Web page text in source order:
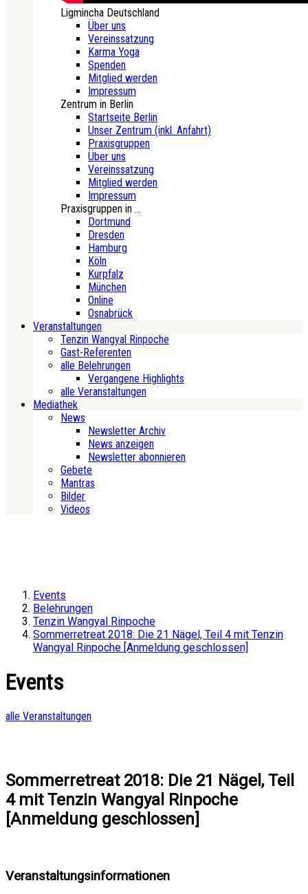
Ligmincha Deutschland
Über uns
Vereinssatzung
Karma Yoga
Spenden
Mitglied werden
Impressum
Zentrum in Berlin
Startseite Berlin
Unser Zentrum (inkl. Anfahrt)
Praxisgruppen
Über uns
Vereinssatzung
Mitglied werden
Impressum
Praxisgruppen in ...
Dortmund
Dresden
Hamburg
Köln
Kurpfalz
München
Online
Osnabrück
Veranstaltungen
Tenzin Wangyal Rinpoche
Gast-Referenten
alle Belehrungen
Vergangene Highlights
alle Veranstaltungen
Mediathek
News
Newsletter Archiv
News anzeigen
Newsletter abonnieren
Gebete
Mantras
Bilder
Videos
Events
Belehrungen
Tenzin Wangyal Rinpoche
Sommerretreat 2018: Die 21 Nägel, Teil 4 mit Tenzin
Wangyal Rinpoche [Anmeldung geschlossen]
Events
alle Veranstaltungen
Sommerretreat 2018: Die 21 Nägel, Teil
4 mit Tenzin Wangyal Rinpoche
[Anmeldung geschlossen]
Veranstaltungsinformationen